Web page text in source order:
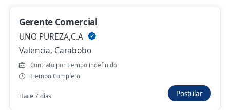
Valencia, Carabobo
Hace 2 días
Asesor de Ventas Corporativas
Corporacion Fibex Telecom C.A.
Gerente Comercial
UNO PUREZA,C.A
Valencia, Carabobo
Contrato por tiempo indefinido
Tiempo Completo
Hace 7 días Postular